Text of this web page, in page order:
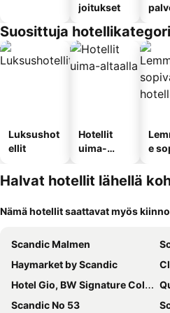
joitukset
Suosittuja
Luksushot
ellit
Hotellit
uima-
e
Halvat hotellit lähellä
Nämä hotellit saattavat myös
Scandic Malmen
Haymarket by Scandic
Hotel Gio, BW Signature Collection
Scandic No 53